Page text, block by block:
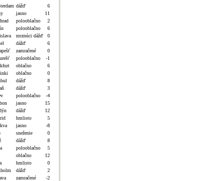
dážď
6
jasno
11
polooblačno
2
polooblačno
6
mrznúci dážď
0
dážď
6
zamračené
0
polooblačno
-1
oblačno
6
oblačno
0
dážď
8
dážď
3
polooblačno
-4
jasno
15
dážď
12
hmlisto
5
jasno
-8
sneženie
0
dážď
8
polooblačno
5
oblačno
12
hmlisto
0
dážď
2
zamračené
-2